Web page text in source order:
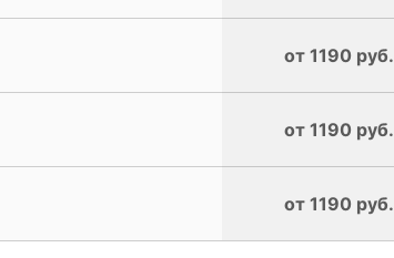
от 1190 руб.
от 1190 руб.
от 1190 руб.